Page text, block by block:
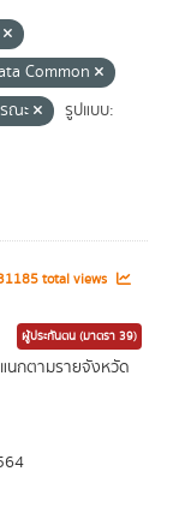
Common
ณะ
รูปแบบ:
total views
ผู้ประกันตน (มาตรา 39)
นกตามรายจังหวัด